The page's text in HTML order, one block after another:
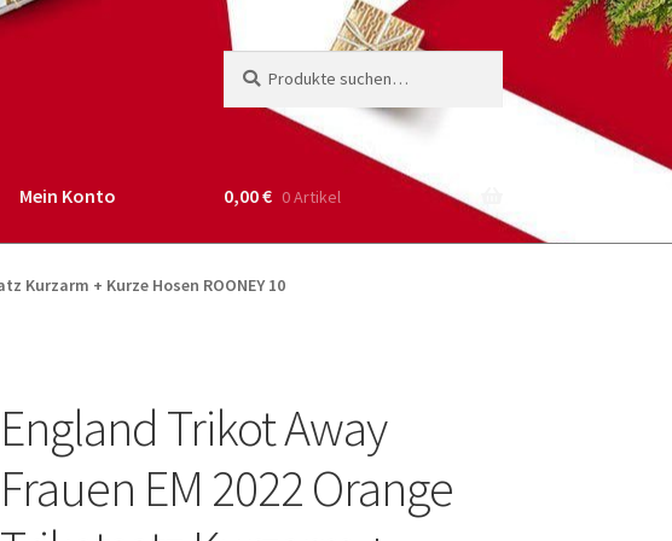
nach:
Mein Konto 0,00€ 0 Artikel
Kurzarm + Kurze Hosen ROONEY 10
England Trikot Away
Frauen EM 2022 Orange